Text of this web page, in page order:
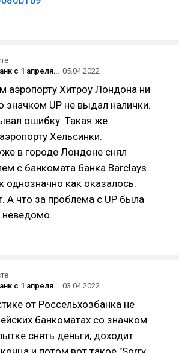
Россельхозбанк с 1 апреля не может обрабатывать интернет платежи по картам UnionPay 05.04.2022
аэропорту Хитроу Лондона ни
значком UP не выдал налички.
ошибку. Такая же
Хельсинки.
в городе Лондоне снял
с банкомата банка Barclays.
однозначно как оказалось.
А что за проблема с UP была
неведомо.
Россельхозбанк с 1 апреля не может обрабатывать интернет платежи по картам UnionPay 03.04.2022
от Россельхозбанка не
банкоматах со значком
снять деньги, доходит